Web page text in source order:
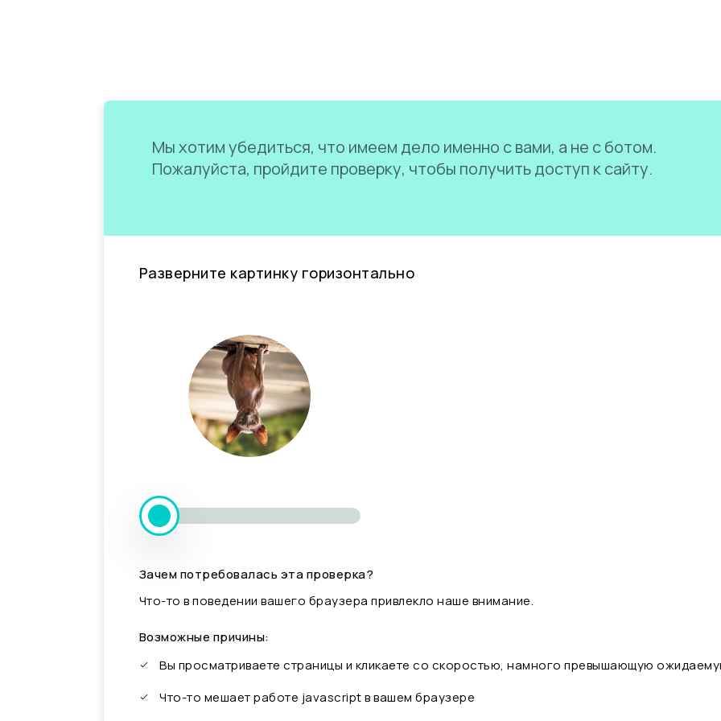
Мы хотим убедиться, что имеем дело именно с вами, а не с ботом.
Пожалуйста, пройдите проверку, чтобы получить доступ к сайту.
Разверните картинку горизонтально
Зачем потребовалась эта проверка?
Что-то в поведении вашего браузера привлекло наше внимание.
Возможные причины:
Вы просматриваете страницы и кликаете со скоростью, намного превышающую
Что-то мешает работе javascript в вашем браузере